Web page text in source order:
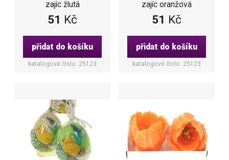
zajíc žlutá
51 Kč
přidat do košíku
katalogové číslo: 25123
zajíc oranžová
51 Kč
přidat do košíku
katalogové číslo: 25123